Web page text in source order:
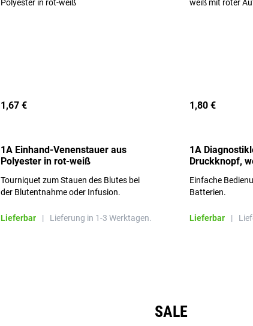
1,67 €
1A Einhand-Venenstauer aus
Polyester in rot-weiß
Tourniquet zum Stauen des Blutes bei
der Blutentnahme oder Infusion.
Lieferbar | Lieferung in 1-3 Werktagen.
1,80 €
1A
Druckknopf,
Einfache
Batterien.
Lieferbar |
SALE